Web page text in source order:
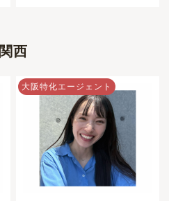
関西
大阪特化エージェント